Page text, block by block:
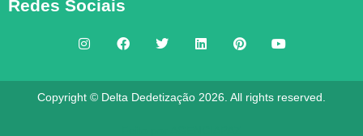
Redes Sociais
Copyright © Delta Dedetização 2026. All rights reserved.